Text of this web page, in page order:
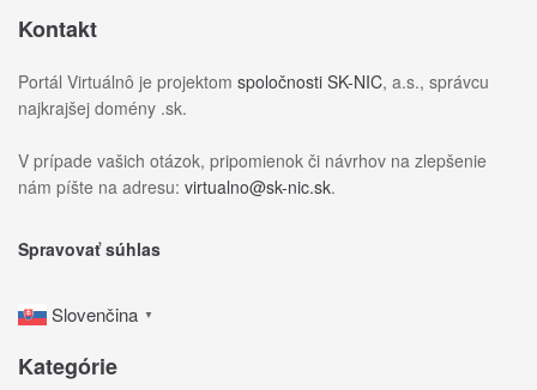
Kontakt
Portál Virtuálnô je projektom spoločnosti SK-NIC, a.s., správcu
najkrajšej domény .sk.
V prípade vašich otázok, pripomienok či návrhov na zlepšenie
nám píšte na adresu: virtualno@sk-nic.sk.
Spravovať súhlas
Slovenčina ▼
Kategórie